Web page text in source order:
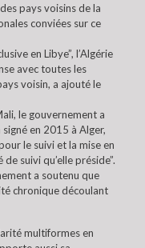
pays voisins de la
conviées sur ce
en Libye”, l’Algérie
avec toutes les
voisin, a ajouté le
le gouvernement a
en 2015 à Alger,
le suivi et la mise en
suivi qu’elle préside”.
a soutenu que
chronique découlant
multiformes en